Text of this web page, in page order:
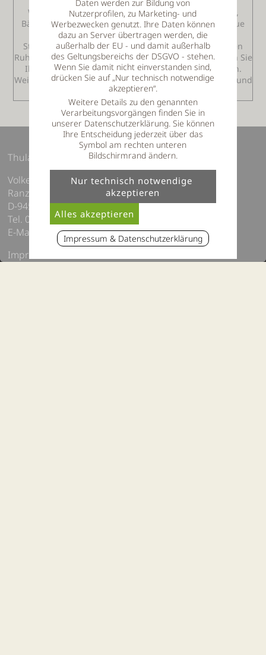
Wellnessetage mit einer Vielzahl von Anwendungen,
Bädern, Massagen und Beautyanwendungen. Das neue
Panorama-SPA bietet den Relaxpool, der täglich 24
Stunden geöffnet ist, sowie vier Saunen, einen großen
Ruhebereich und die neue Panorama-Veranda! Fordern Sie
Ihr individuelles Angebot für Ihren Wunschurlaub an.
Weisen Sie bitte auf diesen Beitrag hin – damit ist Ihr Hund
kostenlos mit dabei!
Thula Wellnesshotel Bayerischer Wald
Volker Thum e.K
Ranzingerberg 16
D-94551 Lalling, Bayern
Tel. 09904 8110990
E-Mail:
info@thula-landhotel.de
Impressum / Datenschutz
Daten werden zur Bildung von
Nutzerprofilen, zu Marketing- und
Werbezwecken genutzt. Ihre Daten können
dazu an Server übertragen werden, die
außerhalb der EU - und damit außerhalb
des Geltungsbereichs der DSGVO - stehen.
Wenn Sie damit nicht einverstanden sind,
drücken Sie auf „Nur technisch notwendige
akzeptieren“.
Weitere Details zu den genannten
Verarbeitungsvorgängen finden Sie in
unserer Datenschutzerklärung. Sie können
Ihre Entscheidung jederzeit über das
Symbol am rechten unteren
Bildschirmrand ändern.
Impressum & Datenschutzerklärung